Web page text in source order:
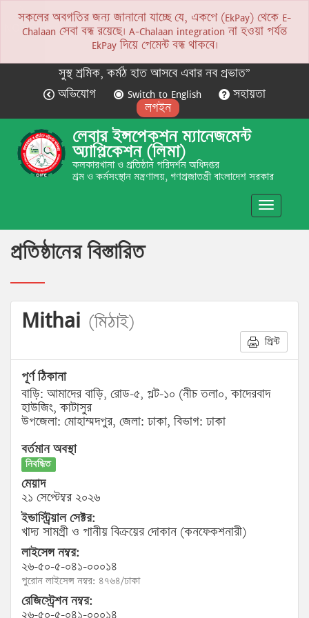
NOTICE
সকলের অবগতির জন্য জানানো যাচ্ছে যে, একপে (EkPay) থেকে E-
Chalaan সেবা বন্ধ রয়েছে। A-Chalaan integration না হওয়া পর্যন্ত
EkPay দিয়ে পেমেন্ট বন্ধ থাকবে।
সুস্থ শ্রমিক, কর্মঠ হাত আসবে এবার নব প্রভাত”
অভিযোগ
Switch to English
সহায়তা
লগইন
লেবার ইন্সপেকশন ম্যানেজমেন্ট
অ্যাপ্লিকেশন (লিমা)
কলকারখানা ও প্রতিষ্ঠান পরিদর্শন অধিদপ্তর
শ্রম ও কর্মসংস্থান মন্ত্রণালয়, গণপ্রজাতন্ত্রী বাংলাদেশ সরকার
Toggle
প্রতিষ্ঠানের বিস্তারিত
Mithai (মিঠাই)
প্রিন্ট
পূর্ণ ঠিকানা
বাড়ি: আমাদের বাড়ি, রোড-৫, প্লট-১০ (নীচ তলা০, কাদেরবাদ
হাউজিং, কাটাসুর
উপজেলা: মোহাম্মদপুর, জেলা: ঢাকা, বিভাগ: ঢাকা
বর্তমান অবস্থা
নিবন্ধিত
মেয়াদ
২১ সেপ্টেম্বর ২০২৬
ইন্ডাস্ট্রিয়াল সেক্টর:
খাদ্য সামগ্রী ও পানীয় বিক্রয়ের দোকান (কনফেকশনারী)
লাইসেন্স নম্বর:
২৬-৫০-৫-০৪১-০০০১৪
পুরোন লাইসেন্স নম্বর: ৪৭৬৪/ঢাকা
রেজিস্ট্রেশন নম্বর:
২৬-৫০-৫-০৪১-০০০১৪